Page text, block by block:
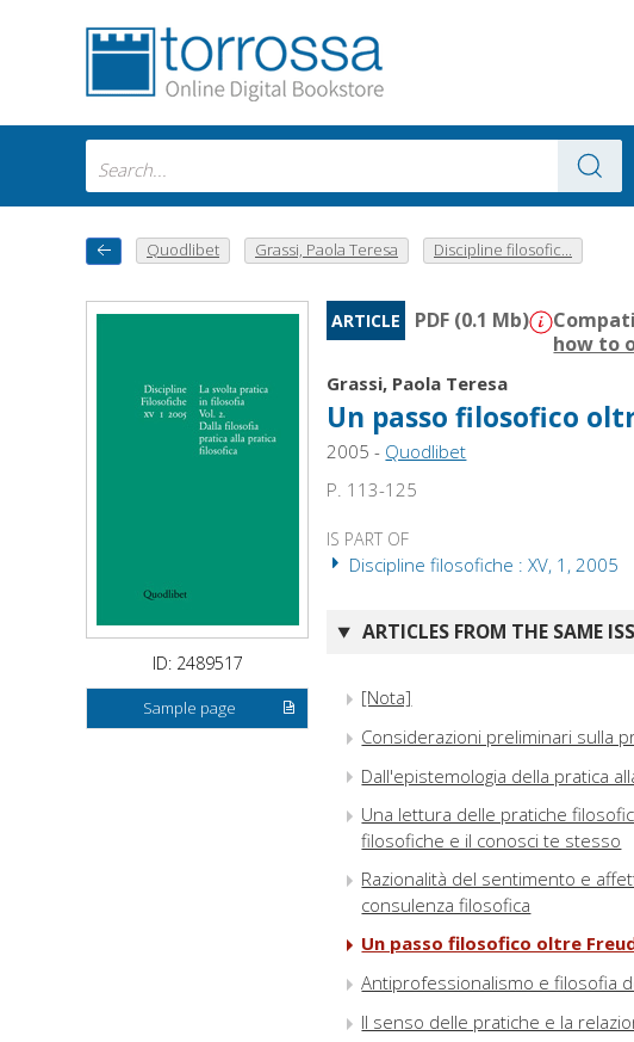
Quodlibet Grassi, Paola Teresa Discipline filosofic...
ID: 2489517
Sample page
ARTICLE PDF (0.1 Mb)
how to
Grassi, Paola Teresa
Un passo filosofico
2005 - Quodlibet
P. 113-125
IS PART OF
Discipline filosofiche : XV, 1, 2005
ARTICLES FROM THE SAME
[Nota]
Considerazioni preliminari sulla
Dall'epistemologia della pratica
Una lettura delle pratiche
filosofiche e il conosci te stesso
Razionalità del sentimento e
consulenza filosofica
Un passo filosofico oltre
Antiprofessionalismo e filosofia
Il senso delle pratiche e la